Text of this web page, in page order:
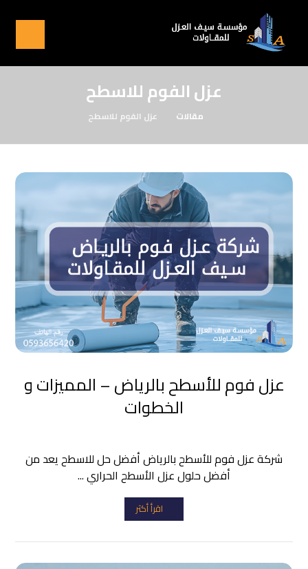
عزل الفوم للاسطح
مقالات عزل الفوم للاسطح
عزل فوم للأسطح بالرياض – المميزات و
الخطوات
شركة عزل فوم للأسطح بالرياض أفضل حل للاسطح يعد من
أفضل حلول عزل الأسطح الحراري ...
اقرأ أكثر